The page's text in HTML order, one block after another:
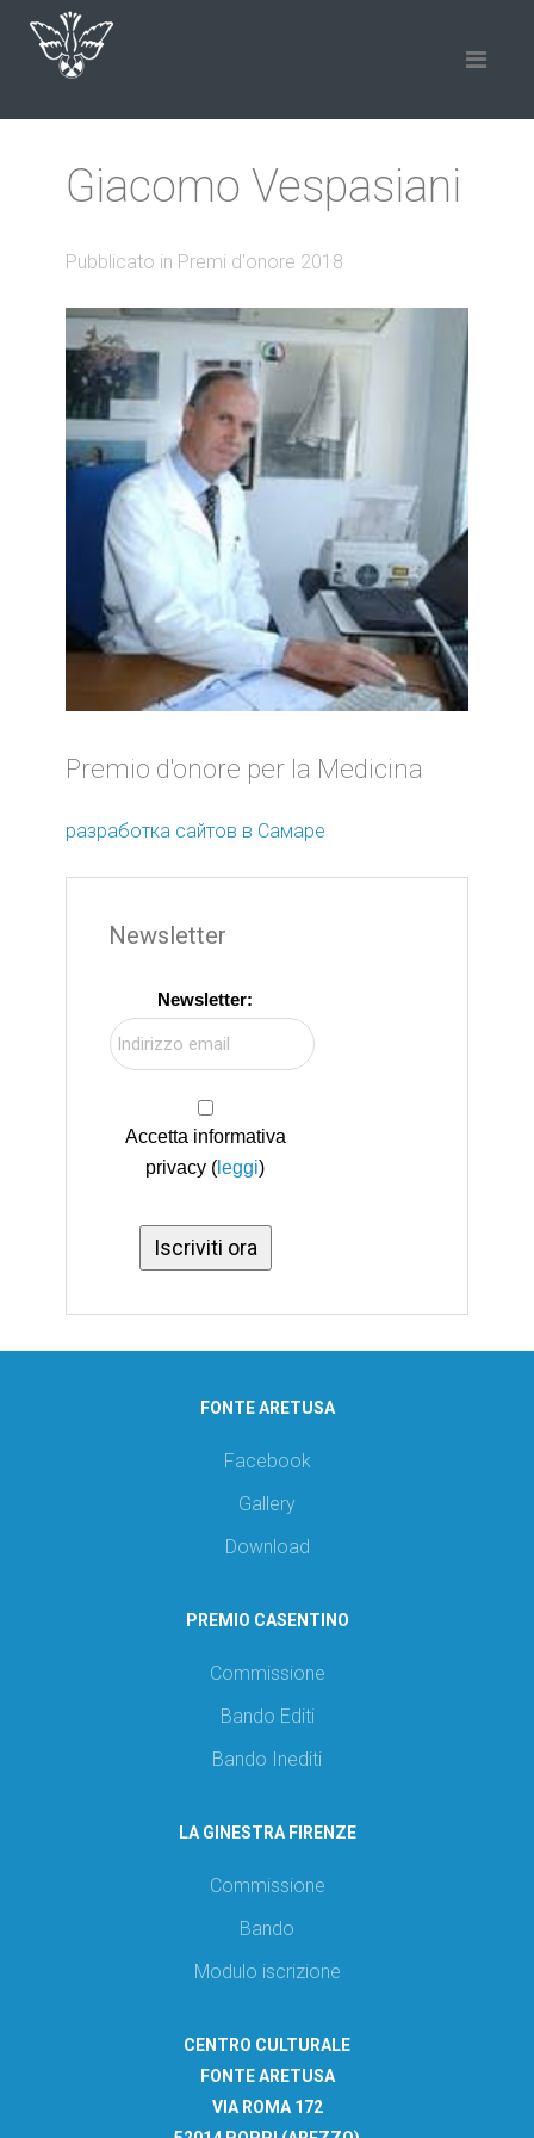
Giacomo Vespasiani
Pubblicato in Premi d'onore 2018
Premio d'onore per la Medicina
разработка сайтов в Самаре
Newsletter
Newsletter:
Accetta informativa
privacy ( leggi)
FONTE ARETUSA
Facebook
Gallery
Download
PREMIO CASENTINO
Commissione
Bando Editi
Bando Inediti
LA GINESTRA FIRENZE
Commissione
Bando
Modulo iscrizione
CENTRO CULTURALE
FONTE ARETUSA
VIA ROMA 172